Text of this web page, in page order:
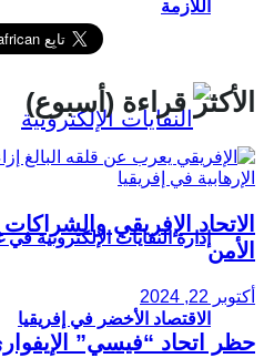
اللازمة
إدارة النفايات الإلكترونية
الاقتصاد الأخضر في إفريقيا
الأكثر قراءة (أسبوع)
الاتحاد الإفريقي
الأمن
أكتوبر 22, 2024
حظر اتحاد “فيسي”